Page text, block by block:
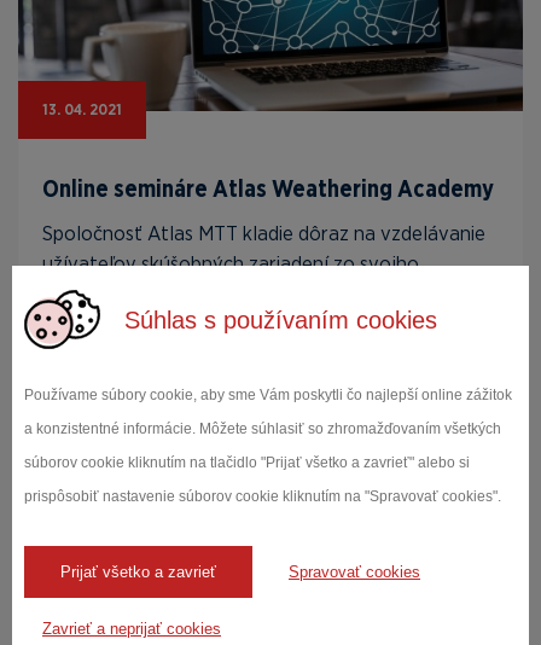
Súhlas s používaním cookies
Používame súbory cookie, aby sme Vám poskytli čo najlepší online zážitok
a konzistentné informácie. Môžete súhlasiť so zhromažďovaním všetkých
súborov cookie kliknutím na tlačidlo "Prijať všetko a zavrieť" alebo si
prispôsobiť nastavenie súborov cookie kliknutím na "Spravovať cookies".
Prijať všetko a zavrieť Spravovať cookies
Zavrieť a neprijať cookies
13. 04. 2021
Online semináre Atlas Weathering Academy
Spoločnosť Atlas MTT kladie dôraz na vzdelávanie
užívateľov skúšobných zariadení zo svojho
sortiment...
Čítať viac